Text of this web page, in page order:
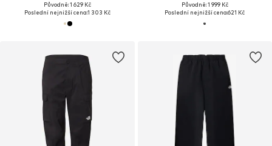
Původně: 1 629 Kč
Poslední nejnižší cena:1 303 Kč
Původně: 1 999 Kč
Poslední nejnižší cena:621 Kč